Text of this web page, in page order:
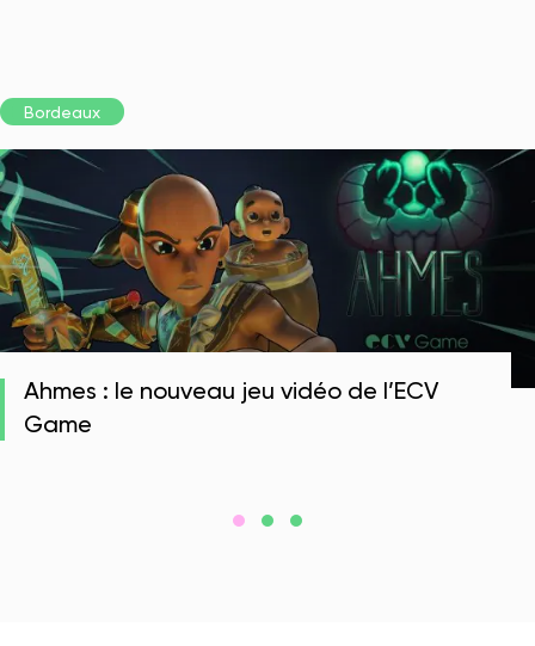
Bordeaux
Ahmes : le nouveau jeu vidéo de l’ECV
Game